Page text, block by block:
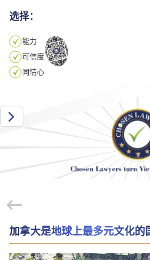
选择：
能力
可信度
同情心
加拿大是地球上最多元文化的